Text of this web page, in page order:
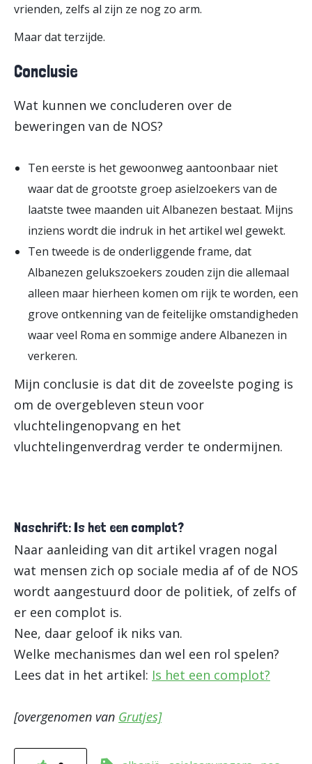
vrienden, zelfs al zijn ze nog zo arm.
Maar dat terzijde.
Conclusie
Wat kunnen we concluderen over de
beweringen van de NOS?
Ten eerste is het gewoonweg aantoonbaar niet
waar dat de grootste groep asielzoekers van de
laatste twee maanden uit Albanezen bestaat. Mijns
inziens wordt die indruk in het artikel wel gewekt.
Ten tweede is de onderliggende frame, dat
Albanezen gelukszoekers zouden zijn die allemaal
alleen maar hierheen komen om rijk te worden, een
grove ontkenning van de feitelijke omstandigheden
waar veel Roma en sommige andere Albanezen in
verkeren.
Mijn conclusie is dat dit de zoveelste poging is
om de overgebleven steun voor
vluchtelingenopvang en het
vluchtelingenverdrag verder te ondermijnen.
Naschrift: Is het een complot?
Naar aanleiding van dit artikel vragen nogal
wat mensen zich op sociale media af of de NOS
wordt aangestuurd door de politiek, of zelfs of
er een complot is.
Nee, daar geloof ik niks van.
Welke mechanismes dan wel een rol spelen?
Lees dat in het artikel: Is het een complot?
[overgenomen van Grutjes]